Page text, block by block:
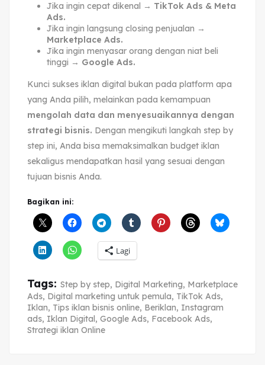
Jika ingin cepat dikenal → TikTok Ads & Meta
Ads.
Jika ingin langsung closing penjualan →
Marketplace Ads.
Jika ingin menyasar orang dengan niat beli
tinggi → Google Ads.
Kunci sukses iklan digital bukan pada platform apa
yang Anda pilih, melainkan pada kemampuan
mengolah data dan menyesuaikannya dengan
strategi bisnis. Dengan mengikuti langkah step by
step ini, Anda bisa memaksimalkan budget iklan
sekaligus mendapatkan hasil yang sesuai dengan
tujuan bisnis Anda.
Bagikan ini:
Lagi
Tags: Step by step, Digital Marketing, Marketplace
Ads, Digital marketing untuk pemula, TikTok Ads,
Iklan, Tips iklan bisnis online, Beriklan, Instagram
ads, Iklan Digital, Google Ads, Facebook Ads,
Strategi iklan Online